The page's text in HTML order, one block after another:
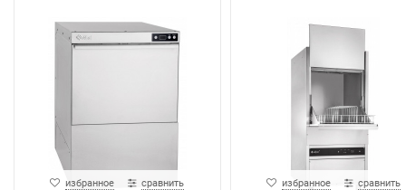
избранное сравнить избранное сравнить